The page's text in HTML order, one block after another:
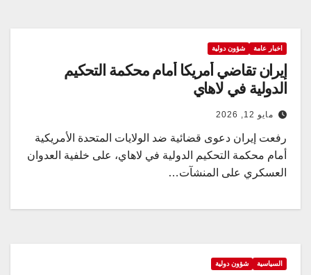
اخبار عامة شؤون دولية
إيران تقاضي أمريكا أمام محكمة التحكيم
الدولية في لاهاي
مايو 12, 2026
رفعت إيران دعوى قضائية ضد الولايات المتحدة الأمريكية
أمام محكمة التحكيم الدولية في لاهاي، على خلفية العدوان
العسكري على المنشآت…
السياسية شؤون دولية